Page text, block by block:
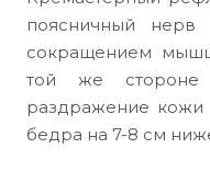
поясничный
сокращением
той же
раздражение кожи
бедра на 7-8 см